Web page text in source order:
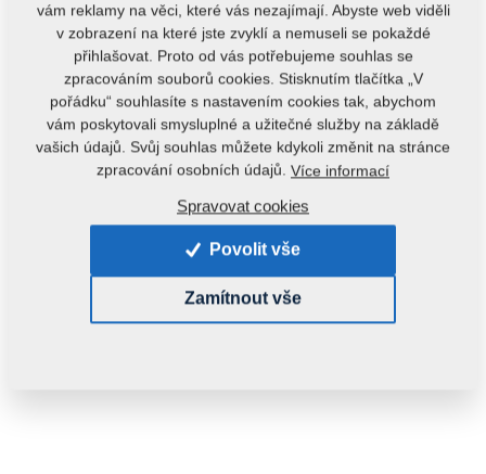
vám reklamy na věci, které vás nezajímají. Abyste web viděli
v zobrazení na které jste zvyklí a nemuseli se pokaždé
přihlašovat. Proto od vás potřebujeme souhlas se
zpracováním souborů cookies. Stisknutím tlačítka „V
pořádku“ souhlasíte s nastavením cookies tak, abychom
vám poskytovali smysluplné a užitečné služby na základě
vašich údajů. Svůj souhlas můžete kdykoli změnit na stránce
zpracování osobních údajů. Více informací
Spravovat cookies
Povolit vše
Zamítnout vše